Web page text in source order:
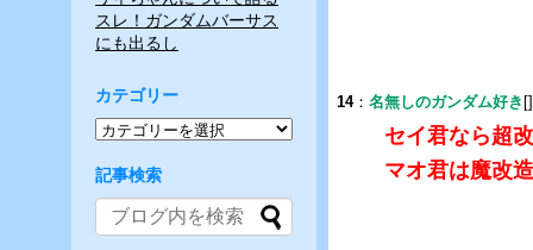
14： 名無しのガンダム好き
セイ君なら超
マオ君は魔改
スレ！ガンダムバーサス
にも出るし
カテゴリー
記事検索